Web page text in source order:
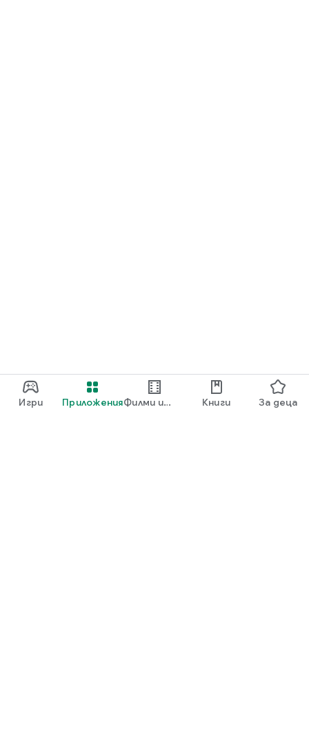
Игри ПриложенияФилми и
Книги За деца